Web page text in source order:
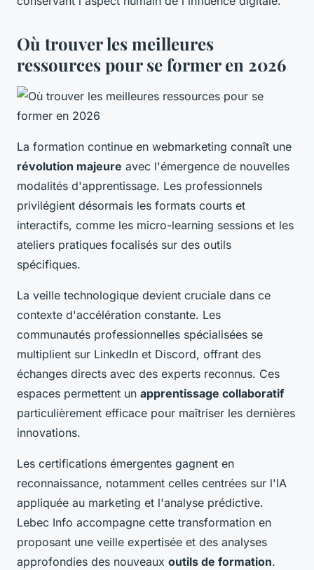
Où trouver les meilleures
ressources pour se former en 2026
La formation continue en webmarketing connaît une
révolution majeure avec l'émergence de nouvelles
modalités d'apprentissage. Les professionnels
privilégient désormais les formats courts et
interactifs, comme les micro-learning sessions et les
ateliers pratiques focalisés sur des outils
spécifiques.
La veille technologique devient cruciale dans ce
contexte d'accélération constante. Les
communautés professionnelles spécialisées se
multiplient sur LinkedIn et Discord, offrant des
échanges directs avec des experts reconnus. Ces
espaces permettent un apprentissage collaboratif
particulièrement efficace pour maîtriser les dernières
innovations.
Les certifications émergentes gagnent en
reconnaissance, notamment celles centrées sur l'IA
appliquée au marketing et l'analyse prédictive.
Lebec Info accompagne cette transformation en
proposant une veille expertisée et des analyses
approfondies des nouveaux outils de formation.